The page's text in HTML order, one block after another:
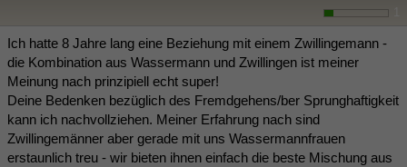
Ich hatte 8 Jahre lang eine Beziehung mit einem Zwillingemann -
die Kombination aus Wassermann und Zwillingen ist meiner
Meinung nach prinzipiell echt super!
Deine Bedenken bezüglich des Fremdgehens/ber Sprunghaftigkeit
kann ich nachvollziehen. Meiner Erfahrung nach sind
Zwillingemänner aber gerade mit uns Wassermannfrauen
erstaunlich treu - wir bieten ihnen einfach die beste Mischung aus